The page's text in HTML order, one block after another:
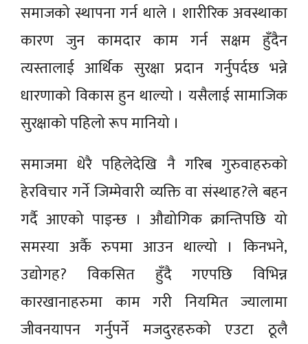
समाजको स्थापना गर्न थाले । शारीरिक अवस्थाका
कारण जुन कामदार काम गर्न सक्षम हुँदैन
त्यस्तालाई आर्थिक सुरक्षा प्रदान गर्नुपर्दछ भन्ने
धारणाको विकास हुन थाल्यो । यसैलाई सामाजिक
सुरक्षाको पहिलो रूप मानियो ।
समाजमा धेरै पहिलेदेखि नै गरिब गुरुवाहरुको
हेरविचार गर्ने जिम्मेवारी व्यक्ति वा संस्थाह?ले बहन
गर्दै आएको पाइन्छ । औद्योगिक क्रान्तिपछि यो
समस्या अर्कै रुपमा आउन थाल्यो । किनभने,
उद्योगह? विकसित हुँदै गएपछि विभिन्न
कारखानाहरुमा काम गरी नियमित ज्यालामा
जीवनयापन गर्नुपर्ने मजदुरहरुको एउटा ठूलै